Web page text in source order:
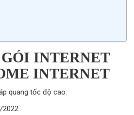
INTERNET
INTERNET
quang tốc độ cao.
2022